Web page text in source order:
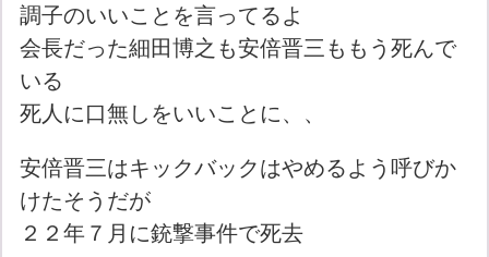
調子のいいことを言ってるよ
会長だった細田博之も安倍晋三ももう死んで
いる
死人に口無しをいいことに、、
安倍晋三はキックバックはやめるよう呼びか
けたそうだが
２２年７月に銃撃事件で死去